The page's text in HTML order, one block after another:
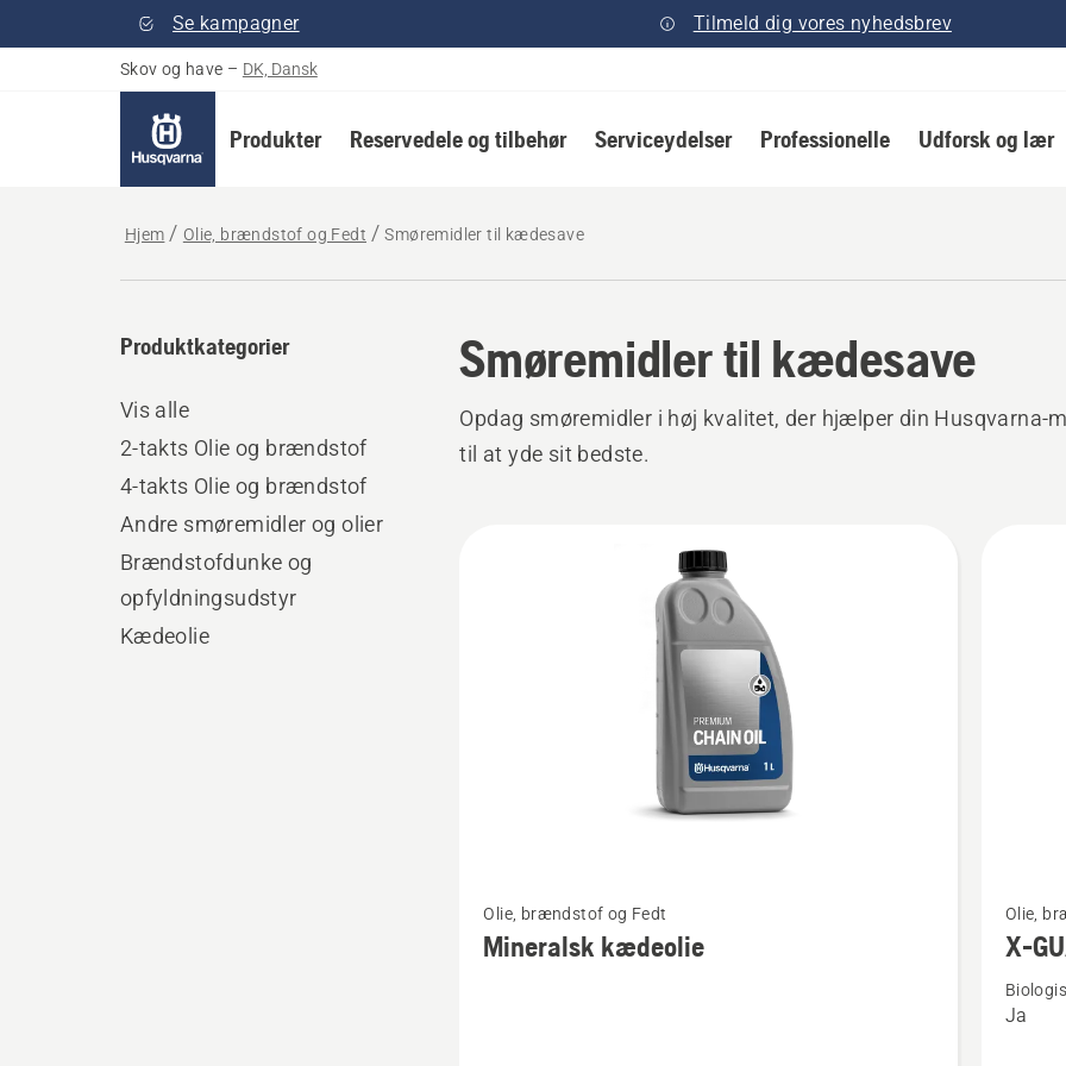
Se kampagner Tilmeld dig vores nyhedsbrev
Skov og have – DK, Dansk
Produkter Reservedele og tilbehør Serviceydelser Professionelle Udforsk og lær
Hjem Olie, brændstof og Fedt Smøremidler til kædesave
Smøremidler til kædesave
Produktkategorier
Vis alle
2-takts Olie og brændstof
4-takts Olie og brændstof
Andre smøremidler og olier
Brændstofdunke og
opfyldningsudstyr
Kædeolie
Opdag smøremidler i høj kvalitet, der hjælper din Husqvarna-
til at yde sit bedste.
flere
detaljer
Olie, brændstof og Fedt
Mineralsk kædeolie
flere
detaljer
om
Olie,
X-
Ja